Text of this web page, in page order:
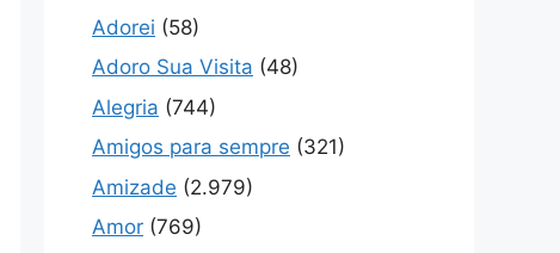
Adorei (58)
Adoro Sua Visita (48)
Alegria (744)
Amigos para sempre (321)
Amizade (2.979)
Amor (769)